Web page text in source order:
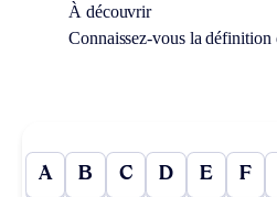
À découvrir
Connaissez-vous la
A B C D E F